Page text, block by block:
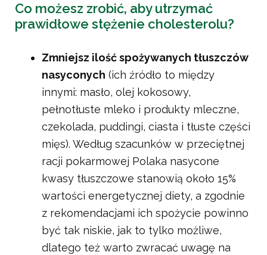
Co możesz zrobić, aby utrzymać
prawidłowe stężenie cholesterolu?
Zmniejsz ilość spożywanych tłuszczów
nasyconych (ich źródło to między
innymi: masło, olej kokosowy,
pełnotłuste mleko i produkty mleczne,
czekolada, puddingi, ciasta i tłuste części
mięs). Według szacunków w przeciętnej
racji pokarmowej Polaka nasycone
kwasy tłuszczowe stanowią około 15%
wartości energetycznej diety, a zgodnie
z rekomendacjami ich spożycie powinno
być tak niskie, jak to tylko możliwe,
dlatego też warto zwracać uwagę na